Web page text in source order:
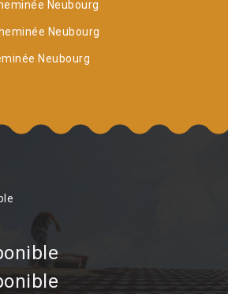
Neubourg
Neubourg
Neubourg